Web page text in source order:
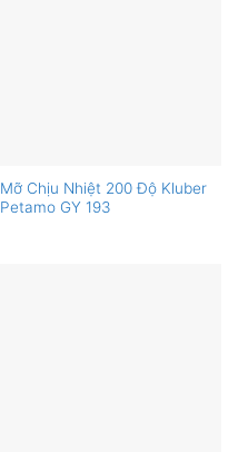
Mỡ Chịu Nhiệt 200 Độ Kluber
Petamo GY 193